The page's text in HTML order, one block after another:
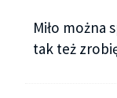
Miło można
tak też